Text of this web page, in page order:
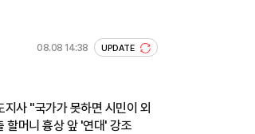
08.08 14:38 UPDATE
지사 "국가가 못하면 시민이 외
할머니 흉상 앞 '연대' 강조